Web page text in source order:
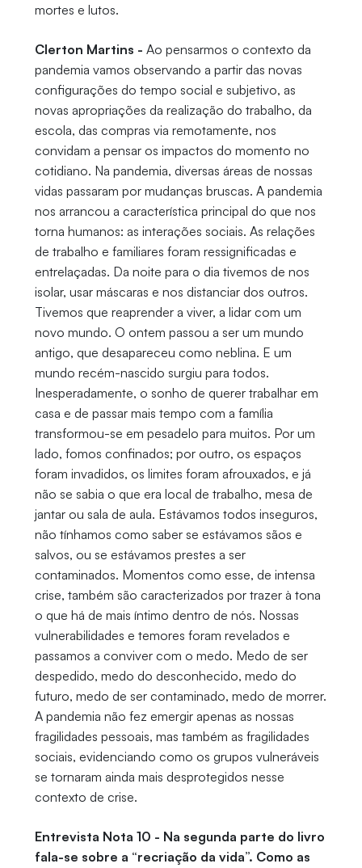
mortes e lutos.
Clerton Martins - Ao pensarmos o contexto da
pandemia vamos observando a partir das novas
configurações do tempo social e subjetivo, as
novas apropriações da realização do trabalho, da
escola, das compras via remotamente, nos
convidam a pensar os impactos do momento no
cotidiano. Na pandemia, diversas áreas de nossas
vidas passaram por mudanças bruscas. A pandemia
nos arrancou a característica principal do que nos
torna humanos: as interações sociais. As relações
de trabalho e familiares foram ressignificadas e
entrelaçadas. Da noite para o dia tivemos de nos
isolar, usar máscaras e nos distanciar dos outros.
Tivemos que reaprender a viver, a lidar com um
novo mundo. O ontem passou a ser um mundo
antigo, que desapareceu como neblina. E um
mundo recém-nascido surgiu para todos.
Inesperadamente, o sonho de querer trabalhar em
casa e de passar mais tempo com a família
transformou-se em pesadelo para muitos. Por um
lado, fomos confinados; por outro, os espaços
foram invadidos, os limites foram afrouxados, e já
não se sabia o que era local de trabalho, mesa de
jantar ou sala de aula. Estávamos todos inseguros,
não tínhamos como saber se estávamos sãos e
salvos, ou se estávamos prestes a ser
contaminados. Momentos como esse, de intensa
crise, também são caracterizados por trazer à tona
o que há de mais íntimo dentro de nós. Nossas
vulnerabilidades e temores foram revelados e
passamos a conviver com o medo. Medo de ser
despedido, medo do desconhecido, medo do
futuro, medo de ser contaminado, medo de morrer.
A pandemia não fez emergir apenas as nossas
fragilidades pessoais, mas também as fragilidades
sociais, evidenciando como os grupos vulneráveis
se tornaram ainda mais desprotegidos nesse
contexto de crise.
Entrevista Nota 10 - Na segunda parte do livro
fala-se sobre a “recriação da vida”. Como as